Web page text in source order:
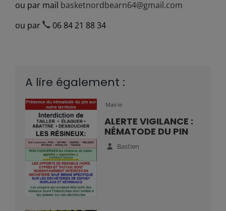
ou par mail basketnordbearn64@gmail.com
ou par
06 84 21 88 34
A lire également :
Mairie
ALERTE VIGILANCE :
NÉMATODE DU PIN
Bastien